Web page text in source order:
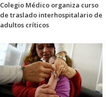
Colegio Médico organiza curso
de traslado interhospitalario de
adultos críticos